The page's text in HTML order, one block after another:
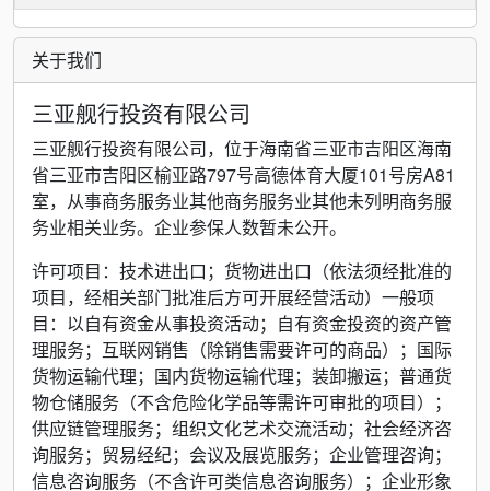
关于我们
三亚舰行投资有限公司
三亚舰行投资有限公司，位于海南省三亚市吉阳区海南
省三亚市吉阳区榆亚路797号高德体育大厦101号房A81
室，从事商务服务业其他商务服务业其他未列明商务服
务业相关业务。企业参保人数暂未公开。
许可项目：技术进出口；货物进出口（依法须经批准的
项目，经相关部门批准后方可开展经营活动）一般项
目：以自有资金从事投资活动；自有资金投资的资产管
理服务；互联网销售（除销售需要许可的商品）；国际
货物运输代理；国内货物运输代理；装卸搬运；普通货
物仓储服务（不含危险化学品等需许可审批的项目）；
供应链管理服务；组织文化艺术交流活动；社会经济咨
询服务；贸易经纪；会议及展览服务；企业管理咨询；
信息咨询服务（不含许可类信息咨询服务）；企业形象